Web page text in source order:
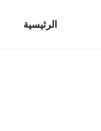
الرئيسية